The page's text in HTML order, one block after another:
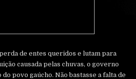
de entes queridos e lutam para
causada pelas chuvas, o governo
povo gaúcho. Não bastasse a falta de